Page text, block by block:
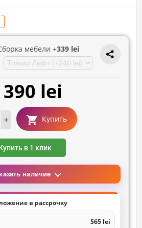
мебели +339 lei
lei
+ Купить
в 1 клик
наличие
в рассрочку
565 lei